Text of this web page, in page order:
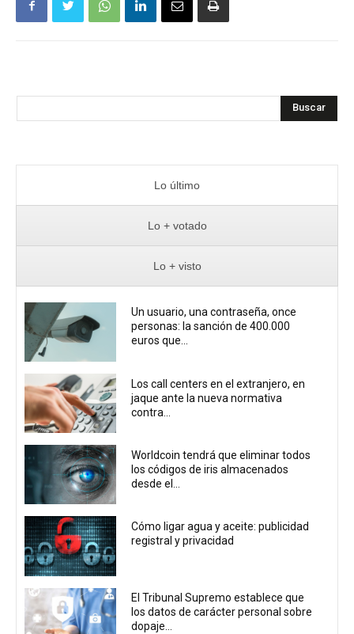
Buscar
Lo último
Lo + votado
Lo + visto
Un usuario, una contraseña, once
personas: la sanción de 400.000
euros que...
Los call centers en el extranjero, en
jaque ante la nueva normativa
contra...
Worldcoin tendrá que eliminar todos
los códigos de iris almacenados
desde el...
Cómo ligar agua y aceite: publicidad
registral y privacidad
El Tribunal Supremo establece que
los datos de carácter personal sobre
dopaje...